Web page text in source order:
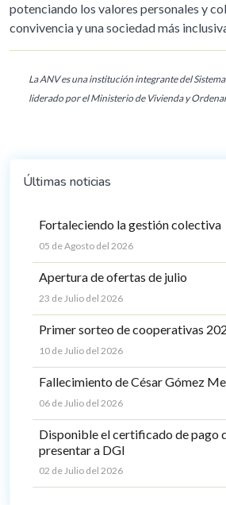
potenciando los valores personales y
convivencia y una sociedad más
La ANV es una institución integrante del
liderado por el Ministerio de Vivienda y
Últimas noticias
Fortaleciendo la gestión colectiva
05 de Agosto del 2026
Apertura de ofertas de julio
23 de Julio del 2026
Primer sorteo de cooperativas
10 de Julio del 2026
Fallecimiento de César Gómez
06 de Julio del 2026
Disponible el certificado de pago
presentar a DGI
02 de Julio del 2026